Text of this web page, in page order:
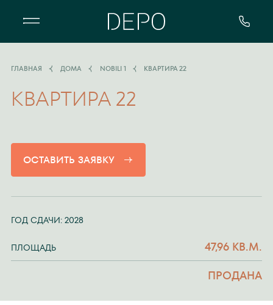
ГЛАВНАЯ ДОМА NOBILI 1 КВАРТИРА 22
КВАРТИРА 22
ОСТАВИТЬ ЗАЯВКУ
ГОД СДАЧИ: 2028
ПЛОЩАДЬ
47,96 КВ.М.
ПРОДАНА